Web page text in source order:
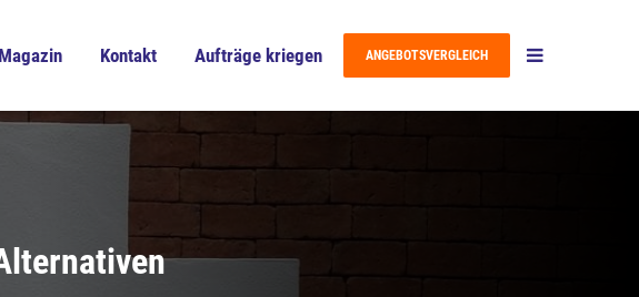
Magazin Kontakt Aufträge kriegen ANGEBOTSVERGLEICH